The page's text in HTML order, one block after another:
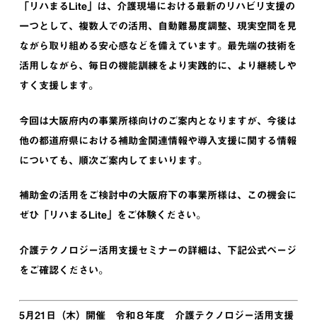
「リハまるLite」は、介護現場における最新のリハビリ支援の
一つとして、複数人での活用、自動難易度調整、現実空間を見
ながら取り組める安心感などを備えています。最先端の技術を
活用しながら、毎日の機能訓練をより実践的に、より継続しや
すく支援します。
今回は大阪府内の事業所様向けのご案内となりますが、今後は
他の都道府県における補助金関連情報や導入支援に関する情報
についても、順次ご案内してまいります。
補助金の活用をご検討中の大阪府下の事業所様は、この機会に
ぜひ「リハまるLite」をご体験ください。
介護テクノロジー活用支援セミナーの詳細は、下記公式ページ
をご確認ください。
5月21日（木）開催 令和８年度 介護テクノロジー活用支援